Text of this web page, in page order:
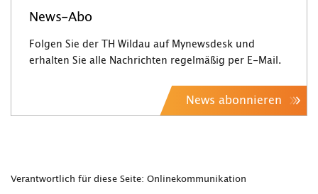
News-Abo
Folgen Sie der TH Wildau auf Mynewsdesk und
erhalten Sie alle Nachrichten regelmäßig per E-Mail.
News abonnieren
Verantwortlich für diese Seite: Onlinekommunikation